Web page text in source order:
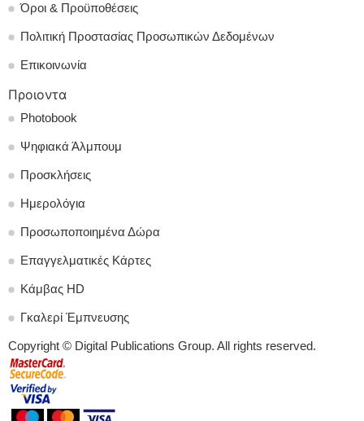
Όροι & Προϋποθέσεις
Πολιτική Προστασίας Προσωπικών Δεδομένων
Επικοινωνία
Προιοντα
Photobook
Ψηφιακά Άλμπουμ
Προσκλήσεις
Ημερολόγια
Προσωποποιημένα Δώρα
Επαγγελματικές Κάρτες
Κάμβας HD
Γκαλερί Έμπνευσης
Copyright © Digital Publications Group. All rights reserved.